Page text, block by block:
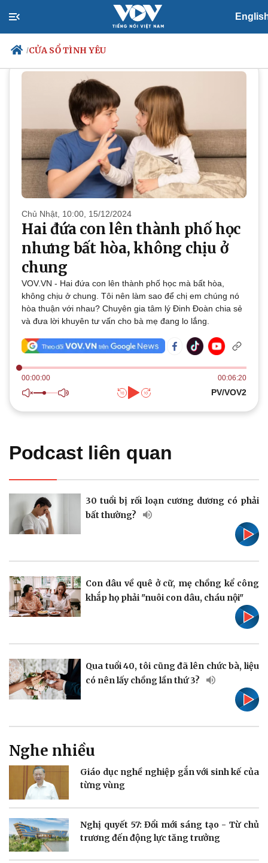
/CỬA SỔ TÌNH YÊU
Đảng
Tổ chức nhân sự
Quốc hội
Nhận diện sự thật
Xã hội
Tin 24h
Dự báo thời tiết
Giáo dục
Dấu ấn VOV
Việc làm
Biển đảo
Thế giới
Quan sát
Cuộc sống đó đây
Hồ sơ
Video
Ảnh
E-Magazine
Infographic
Kinh tế
Thị trường
Tỷ giá
Tin nóng
Tư vấn luật
Việt Nam
Phân tích
Thể thao
Bóng đá
Hậu trường
Ô tô - Xe máy
Doanh nghiệp
Thông tin doanh nghiệp
Doanh nghiệp 24h
Công nghệ
Sành điệu
Tin Công nghệ
PODCAST Cửa sổ tình yêu
Chủ Nhật, 10:00, 15/12/2024
Hai đứa con lên thành phố học
nhưng bất hòa, không chịu ở
chung
VOV.VN - Hai đứa con lên thành phố học mà bất hòa,
không chịu ở chung. Tôi nên làm sao để chị em chúng nó
hòa thuận với nhau? Chuyên gia tâm lý Đinh Đoàn chia sẻ
và đưa lời khuyên tư vấn cho bà mẹ đang lo lắng.
00:00:00 00:06:20
PV/VOV2
Podcast liên quan
30 tuổi bị rối loạn cương dương có phải
bất thường?
Con dâu về quê ở cữ, mẹ chồng kể công
khắp họ phải "nuôi con dâu, cháu nội"
Qua tuổi 40, tôi cũng đã lên chức bà, liệu
có nên lấy chồng lần thứ 3?
Nghe nhiều
Giáo dục nghề nghiệp gắn với sinh kế của
từng vùng
Nghị quyết 57: Đổi mới sáng tạo - Từ chủ
trương đến động lực tăng trưởng